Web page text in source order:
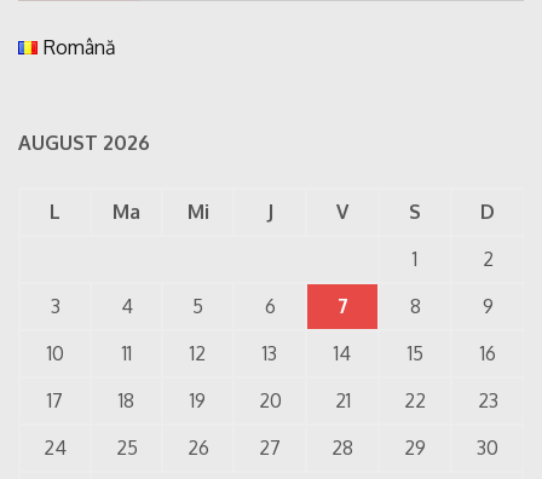
Română
AUGUST 2026
L Ma Mi J V S
D
1
2
3
4 5 6 7 8
9
10
11 12 13 14 15
16
17
18 19 20 21 22
23
24
25 26 27 28 29 30